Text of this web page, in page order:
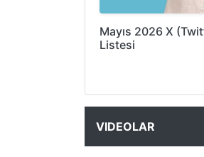
Mayıs 2026 X
Listesi
VIDEOLAR